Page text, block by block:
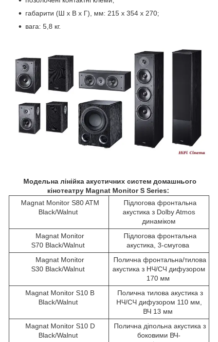
габарити (Ш х В х Г), мм: 215 х 354 х 270;
вага: 5,8 кг.
Модельна лінійка акустичних систем домашнього
кінотеатру Magnat Monitor S Series:
Magnat Monitor S80 ATM
Black/Walnut
Підлогова фронтальна
акустика з Dolby Atmos
динаміком
Magnat Monitor
S70 Black/Walnut
Підлогова фронтальна
акустика, 3-смугова
Magnat Monitor
S30 Black/Walnut
Полична фронтальна/тилова
акустика з НЧ/СЧ дифузором
170 мм
Magnat Monitor S10 B
Black/Walnut
Полична тилова акустика з
НЧ/СЧ дифузором 110 мм,
ВЧ 13 мм
Magnat Monitor S10 D
Black/Walnut
Полична діпольна акустика з
боковими ВЧ-